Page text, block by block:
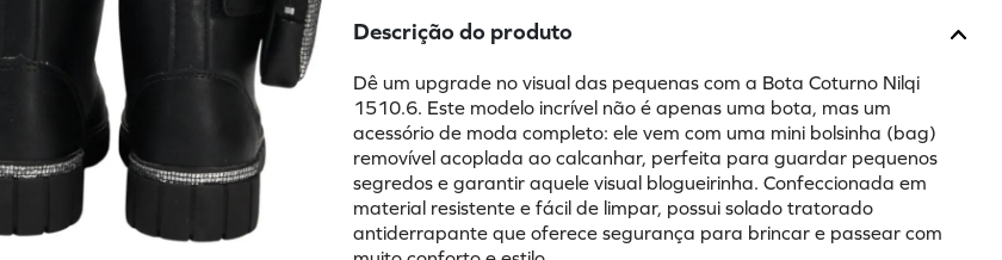
Descrição do produto
Dê um upgrade no visual das pequenas com a Bota Coturno Nilqi
1510.6. Este modelo incrível não é apenas uma bota, mas um
acessório de moda completo: ele vem com uma mini bolsinha (bag)
removível acoplada ao calcanhar, perfeita para guardar pequenos
segredos e garantir aquele visual blogueirinha. Confeccionada em
material resistente e fácil de limpar, possui solado tratorado
antiderrapante que oferece segurança para brincar e passear com